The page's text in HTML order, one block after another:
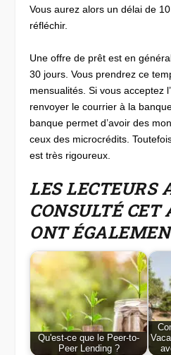
Vous aurez alors un délai de
réfléchir.
Une offre de prêt est en
30 jours. Vous prendrez ce
mensualités. Si vous acceptez
renvoyer le courrier à la
banque permet d’avoir des
ceux des microcrédits.
est très rigoureux.
LES LECTEURS
CONSULTÉ CET
ONT
Qu'est-ce que le Peer-to-
Peer Lending ?